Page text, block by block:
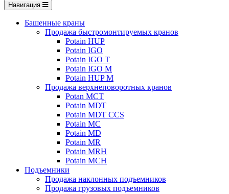
Навигация
Башенные краны
Продажа быстромонтируемых кранов
Potain HUP
Potain IGO
Potain IGO T
Potain IGO M
Potain HUP M
Продажа верхнеповоротных кранов
Potan MCT
Potain MDT
Potain MDT CCS
Potain MC
Potain MD
Potain MR
Potain MRH
Potain MCH
Подъемники
Продажа наклонных подъемников
Продажа грузовых подъемников